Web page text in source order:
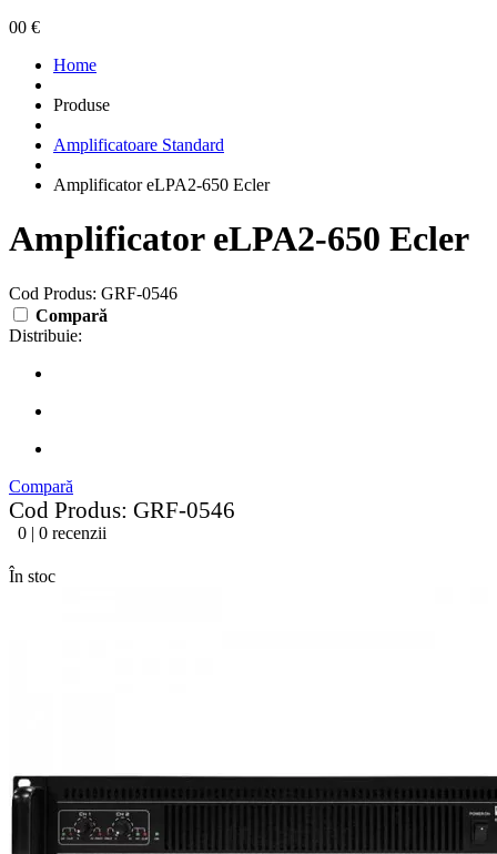
00 €
Home
Produse
Amplificatoare Standard
Amplificator eLPA2-650 Ecler
Amplificator eLPA2-650 Ecler
Cod Produs: GRF-0546
Compară
Distribuie:
Compară
Cod Produs: GRF-0546
0 | 0 recenzii
În stoc